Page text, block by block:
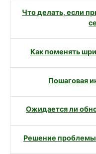
Что делать, если
Как поменять
Пошаговая
Ожидается ли
Решение проблемы: